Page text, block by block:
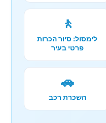
🚶
לימסול: סיור הכרות
פרטי בעיר
🚗
השכרת רכב